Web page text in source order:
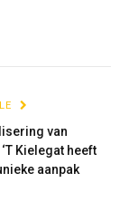
van
Kielegat heeft
aanpak